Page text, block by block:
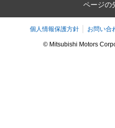
ページの
個人情報保護方針 お問い合
© Mitsubishi Motors